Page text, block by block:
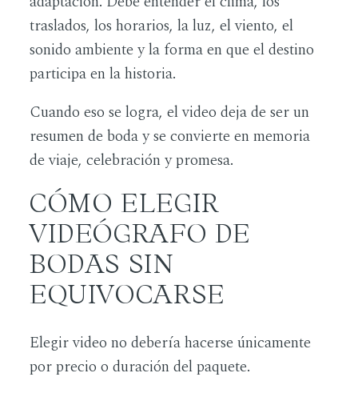
traslados, los horarios, la luz, el viento, el
sonido ambiente y la forma en que el destino
participa en la historia.
Cuando eso se logra, el video deja de ser un
resumen de boda y se convierte en memoria
de viaje, celebración y promesa.
CÓMO ELEGIR
VIDEÓGRAFO DE
BODAS SIN
EQUIVOCARSE
Elegir video no debería hacerse únicamente
por precio o duración del paquete.